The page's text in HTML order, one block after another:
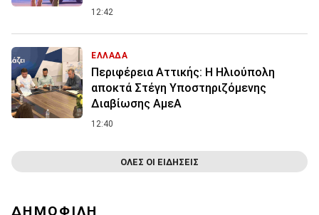
12:42
ΕΛΛΑΔΑ
Περιφέρεια Αττικής: Η Ηλιούπολη
αποκτά Στέγη Υποστηριζόμενης
Διαβίωσης ΑμεΑ
12:40
ΟΛΕΣ ΟΙ ΕΙΔΗΣΕΙΣ
ΔΗΜΟΦΙΛΗ